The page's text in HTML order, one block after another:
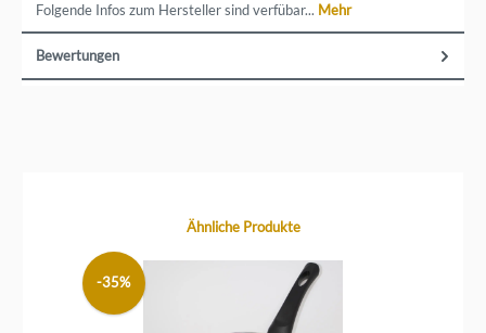
Folgende Infos zum Hersteller sind verfübar... Mehr
Bewertungen
Produktgalerie überspringenÄhnliche Produkte
-35%